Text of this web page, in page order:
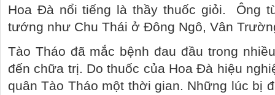
Hoa Đà nổi tiếng là thầy thuốc giỏi.
Ông
tướng như Chu Thái ở Đông Ngô, Vân
Tào Tháo đã mắc bệnh đau đầu trong
đến chữa trị. Do thuốc của Hoa Đà hiệu
quân Tào Tháo một thời gian. Những lúc bị